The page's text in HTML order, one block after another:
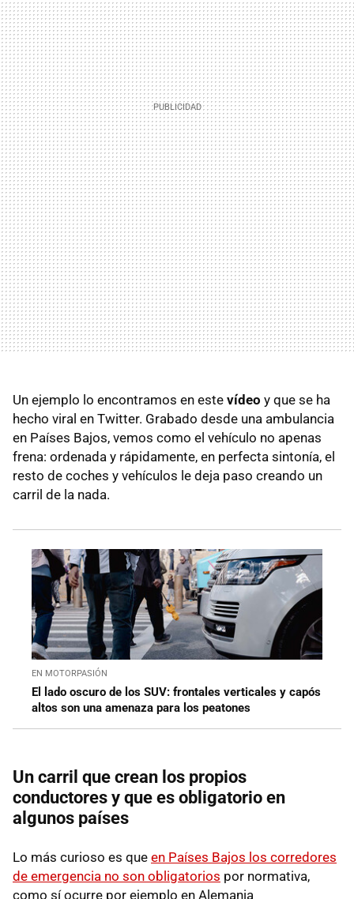
Un ejemplo lo encontramos en este vídeo y que se ha
hecho viral en Twitter. Grabado desde una ambulancia
en Países Bajos, vemos como el vehículo no apenas
frena: ordenada y rápidamente, en perfecta sintonía, el
resto de coches y vehículos le deja paso creando un
carril de la nada.
EN MOTORPASIÓN
El lado oscuro de los SUV: frontales verticales y capós
altos son una amenaza para los peatones
Un carril que crean los propios
conductores y que es obligatorio en
algunos países
Lo más curioso es que en Países Bajos los corredores
de emergencia no son obligatorios por normativa,
como sí ocurre por ejemplo en Alemania